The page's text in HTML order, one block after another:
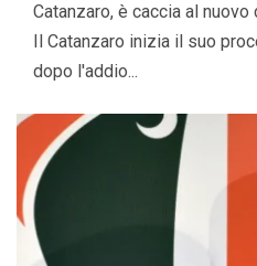
Catanzaro, è caccia al
Il Catanzaro inizia il suo
dopo l'addio...